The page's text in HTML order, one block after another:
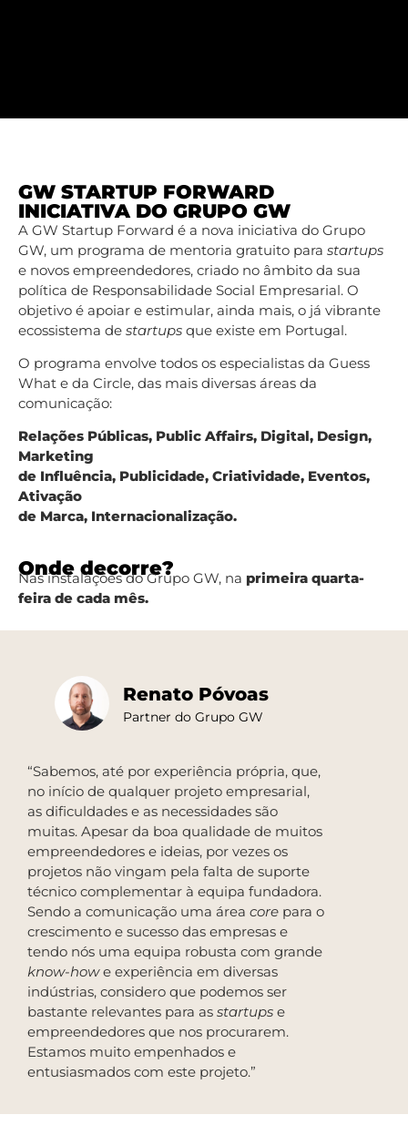
GW STARTUP FORWARD
INICIATIVA DO GRUPO GW
A GW Startup Forward é a nova iniciativa do Grupo
GW, um programa de mentoria gratuito para startups
e novos empreendedores, criado no âmbito da sua
política de Responsabilidade Social Empresarial. O
objetivo é apoiar e estimular, ainda mais, o já vibrante
ecossistema de startups que existe em Portugal.
O programa envolve todos os especialistas da Guess
What e da Circle, das mais diversas áreas da
comunicação:
Relações Públicas, Public Affairs, Digital, Design,
Marketing
de Influência, Publicidade, Criatividade, Eventos,
Ativação
de Marca, Internacionalização.
Onde decorre?
Nas instalações do Grupo GW, na primeira quarta-
feira de cada mês.
Renato Póvoas
Partner do Grupo GW
“Sabemos, até por experiência própria, que,
no início de qualquer projeto empresarial,
as dificuldades e as necessidades são
muitas. Apesar da boa qualidade de muitos
empreendedores e ideias, por vezes os
projetos não vingam pela falta de suporte
técnico complementar à equipa fundadora.
Sendo a comunicação uma área core para o
crescimento e sucesso das empresas e
tendo nós uma equipa robusta com grande
know-howe experiência em diversas
indústrias, considero que podemos ser
bastante relevantes para as startups e
empreendedores que nos procurarem.
Estamos muito empenhados e
entusiasmados com este projeto.”